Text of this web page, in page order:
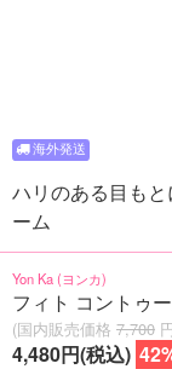
ハリのある目も
ーム
Yon Ka (ヨンカ)
フィト コントゥ
(国内販売価格 7,700
4,480円(税込)